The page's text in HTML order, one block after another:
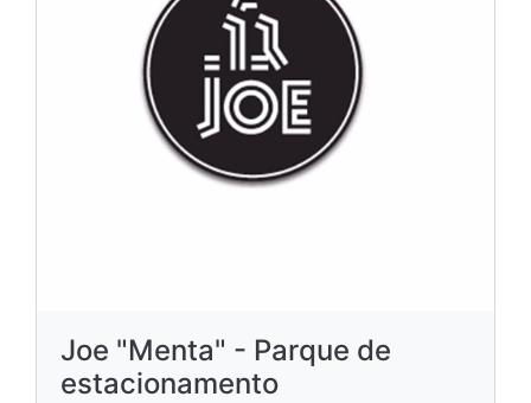
Joe "Menta" - Parque de
estacionamento